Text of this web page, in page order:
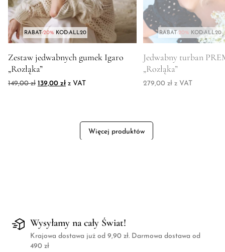
RABAT-20% KOD:ALL20
Zestaw jedwabnych gumek Igaro
„Rozłąka”
149,00zł Pierwotna cena wynosiła: 149,00 zł.
139,00 złAktualna cena wynosi: 139,00 zł.
z VAT
RABAT -20% KOD:ALL20
Jedwabny turban
„Rozłąka”
279,00 zł z VAT
Więcej produktów
Wysyłamy na cały Świat!
Krajowa dostawa już od 9,90 zł. Darmowa dostawa od
490 zł